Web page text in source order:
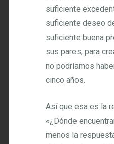
suficiente
suficiente deseo
suficiente buena
sus pares, para
no podríamos
cinco años.
Así que esa es la
«¿Dónde
menos la